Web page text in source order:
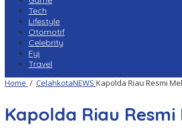
Tech
Lifestyle
Otomotif
Celebrity
Fyi
Travel
Home / CelahkotaNEWS Kapolda Riau Resmi
Kapolda Riau